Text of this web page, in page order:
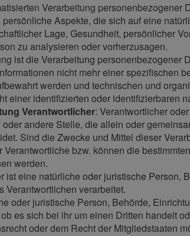
Verarbeitung
Aspekte, die sich auf eine
Lage, Gesundheit, persönlicher
zu analysieren oder vorherzusagen.
ist die Verarbeitung
nicht mehr einer spezifischen
werden und technischen und
einer identifizierten oder identifizierbaren
Verantwortlicher: Verantwortlicher
andere Stelle, die allein oder
Sind die Zwecke und Mittel dieser
bzw. können die
werden.
ist eine natürliche oder juristische Person,
Verantwortlichen verarbeitet.
oder juristische Person, Behörde,
es sich bei ihr um einen Dritten handelt
oder dem Recht der Mitgliedstaaten